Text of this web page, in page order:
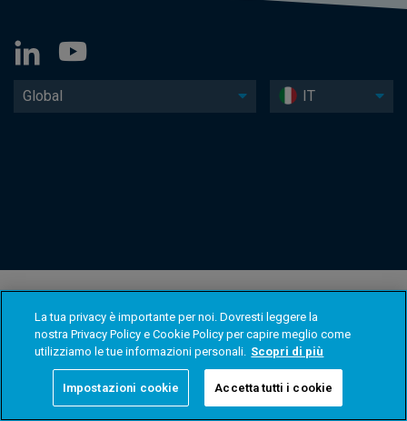
Global IT
La tua privacy è importante per noi. Dovresti leggere la
nostra Privacy Policy e Cookie Policy per capire meglio come
utilizziamo le tue informazioni personali. Scopri di più
Impostazioni cookie Accetta tutti i cookie